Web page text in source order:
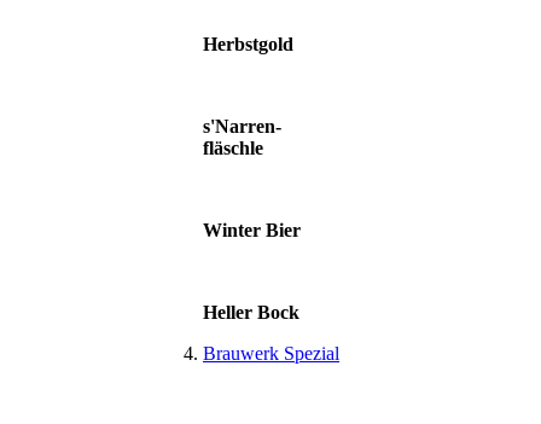
Herbstgold
s'Narren-
fläschle
Winter Bier
Heller Bock
Brauwerk Spezial